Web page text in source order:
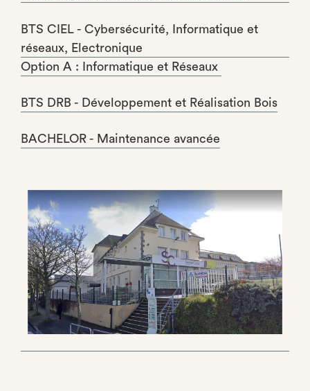
BTS CIEL - Cybersécurité, Informatique et
réseaux, Electronique
Option A : Informatique et Réseaux
BTS DRB - Développement et Réalisation Bois
BACHELOR - Maintenance avancée